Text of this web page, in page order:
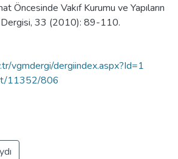
Öncesinde Vakıf Kurumu ve Yapıların
Dergisi, 33 (2010): 89-110.
vgmdergi/dergiindex.aspx?Id=1
11352/806